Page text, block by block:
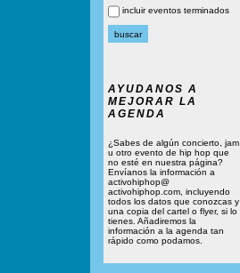
incluir eventos terminados
AYUDANOS A
MEJORAR LA
AGENDA
¿Sabes de algún concierto, jam
u otro evento de hip hop que
no esté en nuestra página?
Envíanos la información a
activohiphop@
activohiphop.com, incluyendo
todos los datos que conozcas y
una copia del cartel o flyer, si lo
tienes. Añadiremos la
información a la agenda tan
rápido como podamos.